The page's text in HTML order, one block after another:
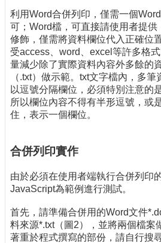
關
於
我
們
出
版
刊
物
務
務
題
報
導
利用Word合併列印，僅需一個
可；Word檔，可直接請使用者提供
修飾，僅需將資料欄位代入正確位
受access、word、excel等許多格
量減少除了實際資料內容外多餘的
（.txt）做示範。txt文字檔內，多
以逗號分隔欄位，必須特別注意的
所以欄位內容不得有半形逗號，或
住，表示一個欄位。
合併列印實作
由於必須在使用者端執行合併列印
JavaScript為範例進行測試。
首先，請準備合併用的Word文件
料來源*.txt（圖2），並將兩個檔案
著重於程式撰寫的部份，請自行搜